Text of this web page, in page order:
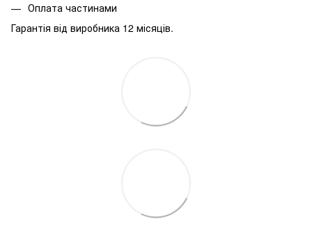
Оплата частинами
Гарантія від виробника 12 місяців.